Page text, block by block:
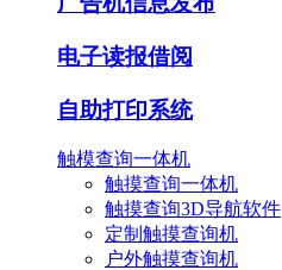
电子读报借阅
自助打印系统
触模查询一体机
触摸查询一体机
触摸查询3D导航软件
定制触摸查询机
户外触摸查询机